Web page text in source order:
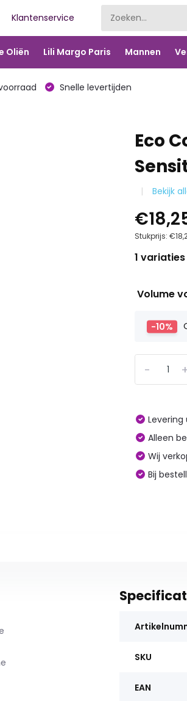
Klantenservice
Oliën Lili Margo Paris Mannen
Snelle levertijden
Eco
Bekijk
Stukprijs:
1 variaties
Volume
-10%
+
-
Alleen
Wij
Bij
SKU
EAN